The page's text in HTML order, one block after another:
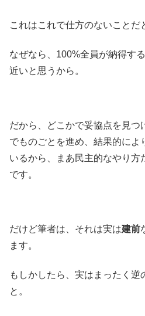
これはこれで仕方のないことだ
なぜなら、100%全員が納得す
近いと思うから。
だから、どこかで妥協点を見つ
でものごとを進め、結果的によ
いるから、まあ民主的なやり方
です。
だけど筆者は、それは実は建前
ます。
もしかしたら、実はまったく逆
と。